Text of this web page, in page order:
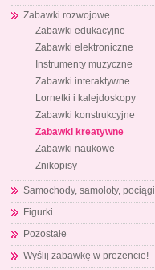
Zabawki rozwojowe
Zabawki edukacyjne
Zabawki elektroniczne
Instrumenty muzyczne
Zabawki interaktywne
Lornetki i kalejdoskopy
Zabawki konstrukcyjne
Zabawki kreatywne
Zabawki naukowe
Znikopisy
Samochody, samoloty, pociągi
Figurki
Pozostałe
Wyślij zabawkę w prezencie!